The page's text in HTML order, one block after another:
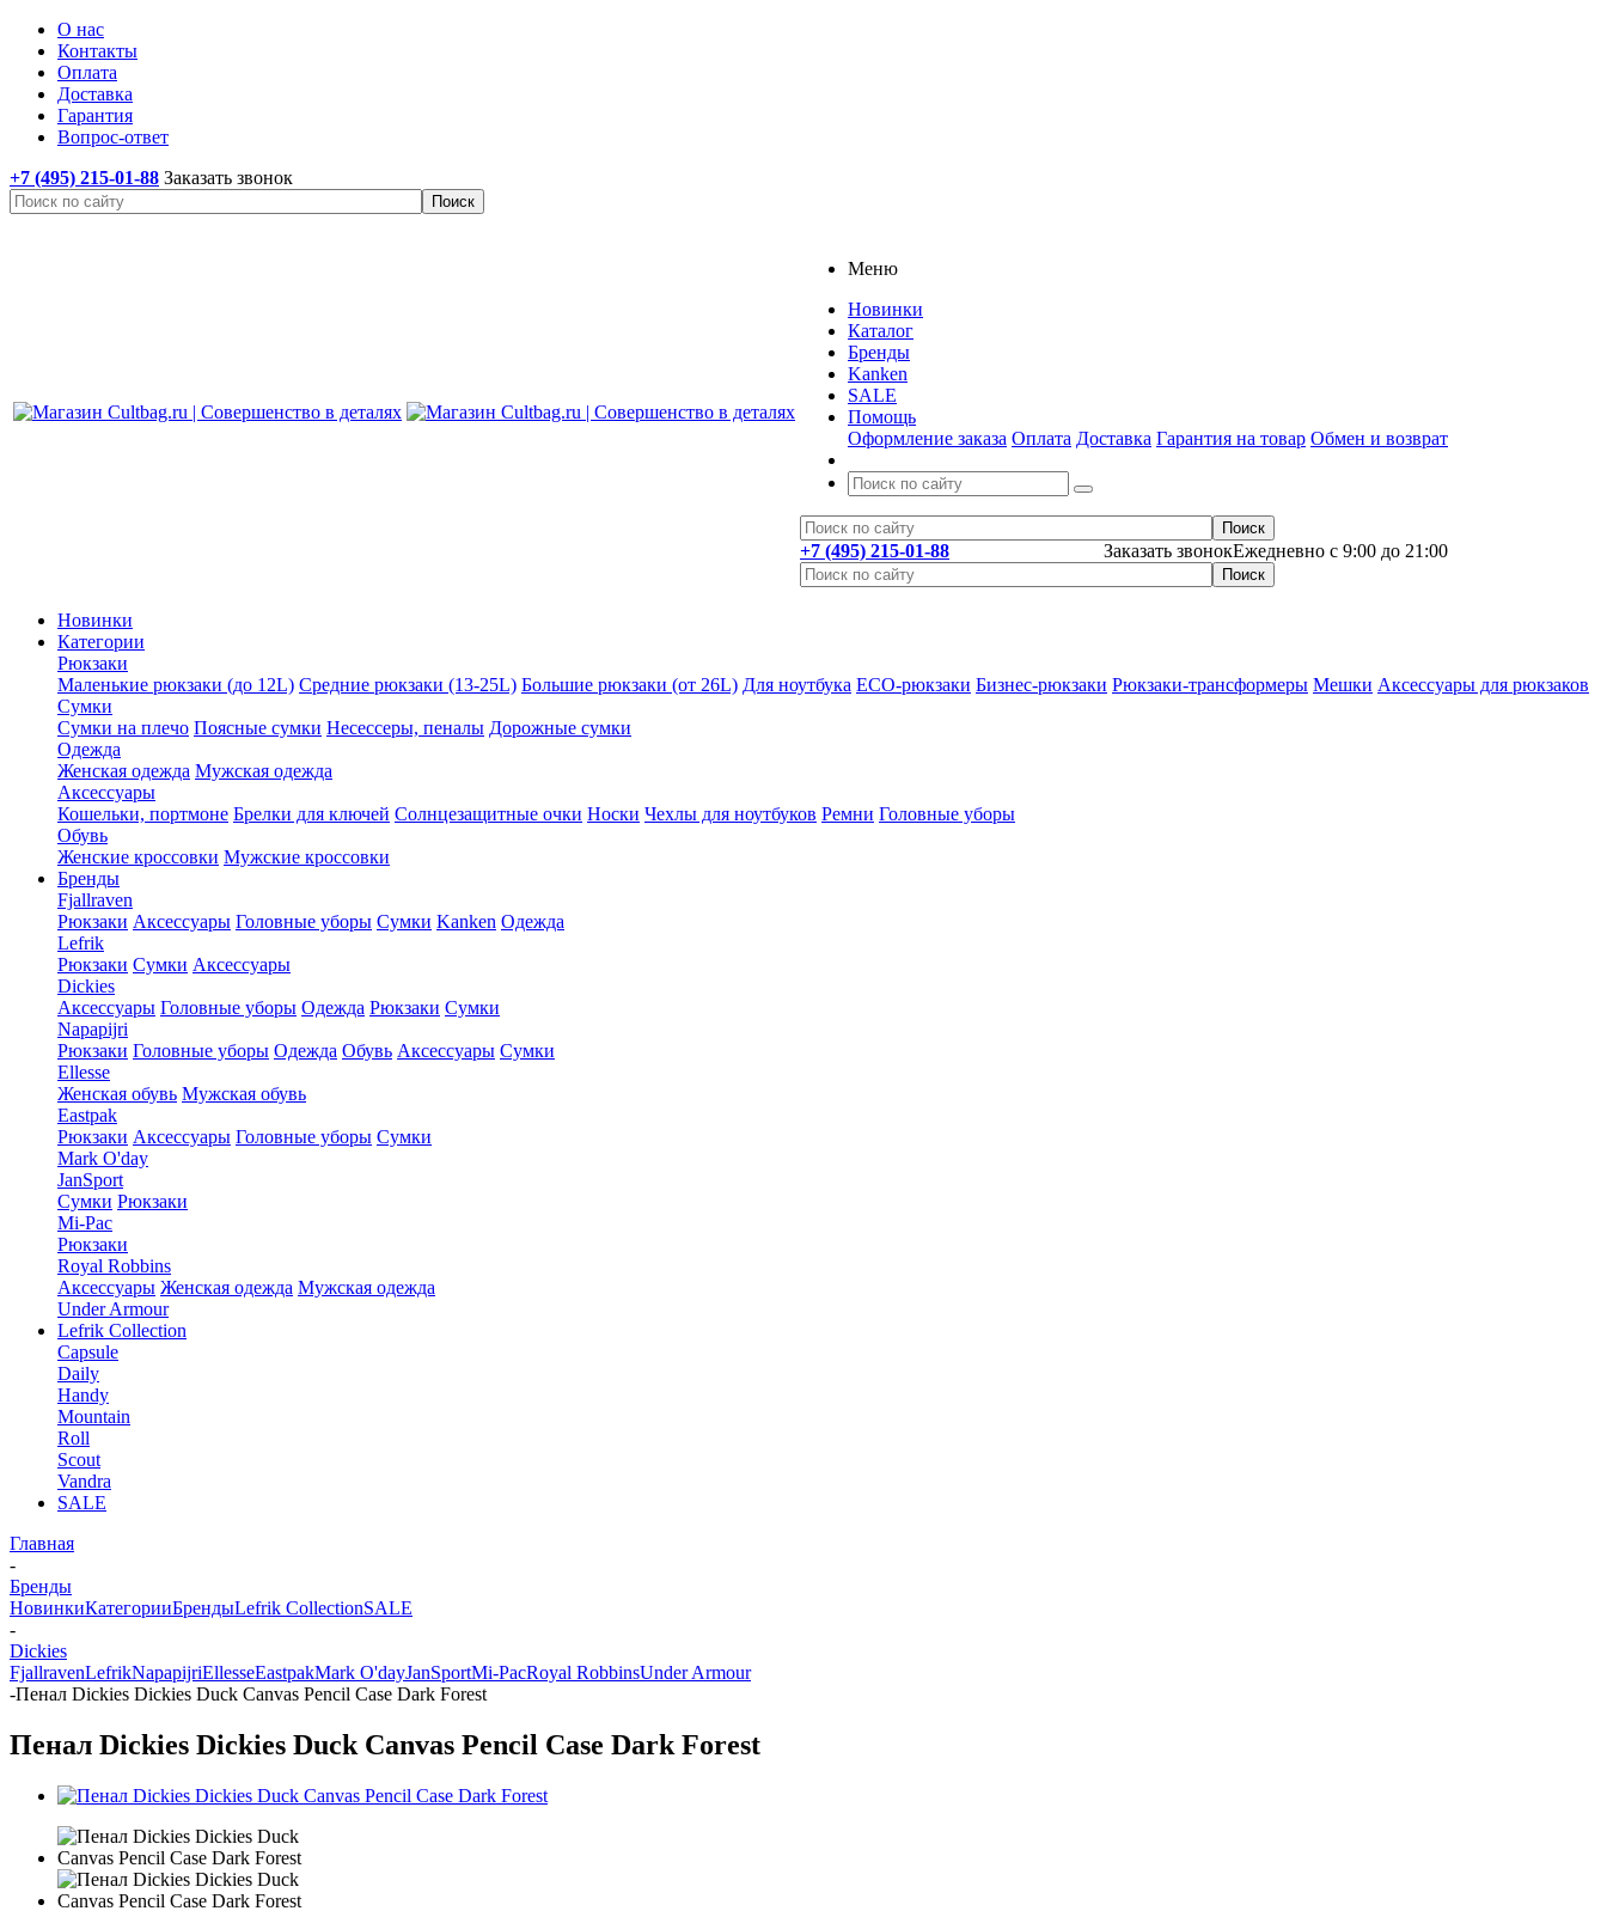
О нас
Контакты
Оплата
Доставка
Гарантия
Вопрос-ответ
+7 (495) 215-01-88 Заказать звонок
Меню
Новинки
Каталог
Бренды
Kanken
SALE
Помощь
Оформление заказа Оплата Доставка Гарантия на товар Обмен и возврат
Ежедневно с 9:00 до 21:00
+7 (495) 215-01-88 Заказать звонок
Новинки
Категории
Рюкзаки
Маленькие рюкзаки (до 12L) Средние рюкзаки (13-25L) Большие рюкзаки (от 26L) Для ноутбука ECO-рюкзаки Бизнес-рюкзаки Рюкзаки-трансформеры Мешки Аксессуары для рюкзаков
Сумки
Сумки на плечо Поясные сумки Несессеры, пеналы Дорожные сумки
Одежда
Женская одежда Мужская одежда
Аксессуары
Кошельки, портмоне Брелки для ключей Солнцезащитные очки Носки Чехлы для ноутбуков Ремни Головные уборы
Обувь
Женские кроссовки Мужские кроссовки
Бренды
Fjallraven
Рюкзаки Аксессуары Головные уборы Сумки Kanken Одежда
Lefrik
Рюкзаки Сумки Аксессуары
Dickies
Аксессуары Головные уборы Одежда Рюкзаки Сумки
Napapijri
Рюкзаки Головные уборы Одежда Обувь Аксессуары Сумки
Ellesse
Женская обувь Мужская обувь
Eastpak
Рюкзаки Аксессуары Головные уборы Сумки
Mark O'day
JanSport
Сумки Рюкзаки
Mi-Pac
Рюкзаки
Royal Robbins
Аксессуары Женская одежда Мужская одежда
Under Armour
Lefrik Collection
Capsule
Daily
Handy
Mountain
Roll
Scout
Vandra
SALE
Главная
-
Бренды
НовинкиКатегорииБрендыLefrik CollectionSALE
-
Dickies
FjallravenLefrikNapapijriEllesseEastpakMark O'dayJanSportMi-PacRoyal RobbinsUnder Armour
-Пенал Dickies Dickies Duck Canvas Pencil Case Dark Forest
Пенал Dickies Dickies Duck Canvas Pencil Case Dark Forest